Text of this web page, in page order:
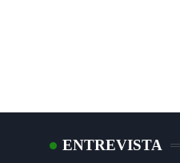
ENTREVISTA